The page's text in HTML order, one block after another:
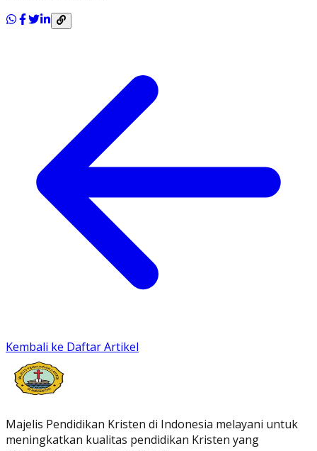
Kembali ke Daftar Artikel
Majelis Pendidikan Kristen di Indonesia melayani untuk
meningkatkan kualitas pendidikan Kristen yang